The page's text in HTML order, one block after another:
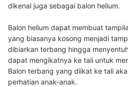
dikenal juga sebagai balon helium.
Balon helium dapat membuat
yang biasanya kosong menjadi
dibiarkan terbang hingga
dapat mengikatnya ke tali untuk
Balon terbang yang diikat ke tali
perhatian anak-anak.